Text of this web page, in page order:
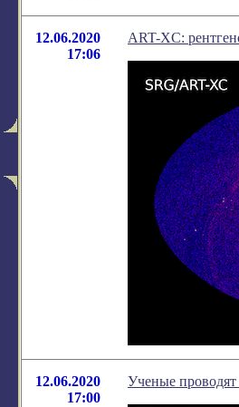
12.06.2020
17:06
ART-XC:
12.06.2020
17:00
Ученые проводят